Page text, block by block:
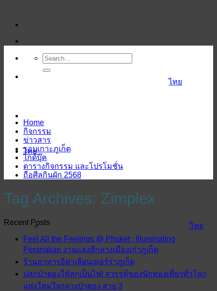
เนื้อหา
ไทย
ไทย
ไทย
Home
กิจกรรม
ข่าวสาร
รอบเกาะภูเก็ต
ไกด์บุ๊ค
ตารางกิจกรรม และโปรโมชั่น
ถือศีลกินผัก 2568
Tag Archives: Zimplex
Recent Posts
Feel All the Feelings @ Phuket : Illuminating
Peranakan งานแสงสีกลางเมืองเก่าภูเก็ต
ร้านอาหารอิตาเลียนเทอร์ร่าภูเก็ต
ปลุกป่าตองให้ลุกเป็นไฟ! สวรรค์ของนักท่องเที่ยวทั่วโลก
แห่งใหม่ใจกลางป่าตอง สาย 3